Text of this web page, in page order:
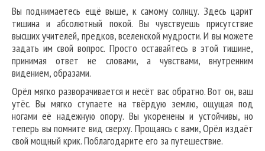
Вы поднимаетесь ещё выше, к самому солнцу. Здесь царит
тишина и абсолютный покой. Вы чувствуешь присутствие
высших учителей, предков, вселенской мудрости. И вы можете
задать им свой вопрос. Просто оставайтесь в этой тишине,
принимая ответ не словами, а чувствами, внутренним
видением, образами.
Орёл мягко разворачивается и несёт вас обратно. Вот он, ваш
утёс. Вы мягко ступаете на твёрдую землю, ощущая под
ногами её надежную опору. Вы укоренены и устойчивы, но
теперь вы помните вид сверху. Прощаясь с вами, Орёл издаёт
свой мощный крик. Поблагодарите его за путешествие.